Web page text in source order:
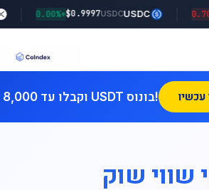
USDC
USDC
$0.9997
+0.00%
הירשמו ל-MEXC וקבלו עד 8,000 USDT בונוס!
שווי שוק